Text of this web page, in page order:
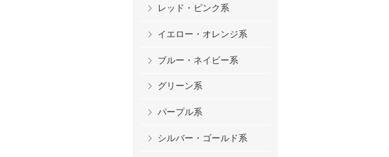
レッド・ピンク系
イエロー・オレンジ系
ブルー・ネイビー系
グリーン系
パープル系
シルバー・ゴールド系